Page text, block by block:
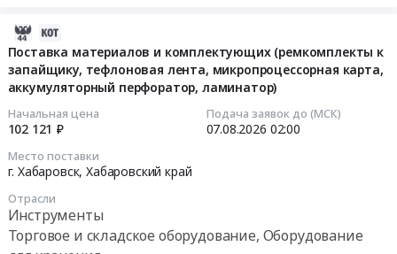
Оборудование для полиграфии , монтаж и
обслуживание
Поставка материалов и комплектующих (ремкомплекты к
запайщику, тефлоновая лента, микропроцессорная карта,
аккумуляторный перфоратор, ламинатор)
Начальная цена
102 121 ₽
Подача заявок до (МСК)
07.08.2026 02:00
Место поставки
г. Хабаровск,Хабаровский край
Отрасли
Инструменты
Торговое и складское оборудование, Оборудование